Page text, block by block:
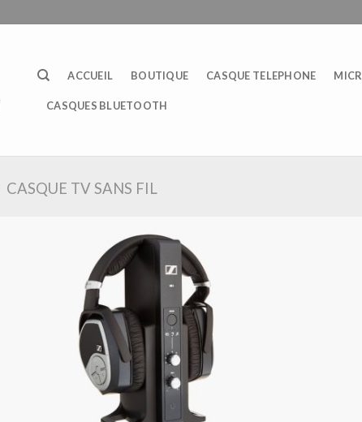
ACCUEIL BOUTIQUE CASQUE TELEPHONE
CASQUES BLUETOOTH
CASQUE TV SANS FIL